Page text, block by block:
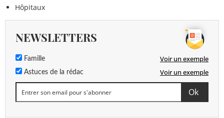
Hôpitaux
NEWSLETTERS
Famille Voir un exemple
Astuces de la rédac Voir un exemple